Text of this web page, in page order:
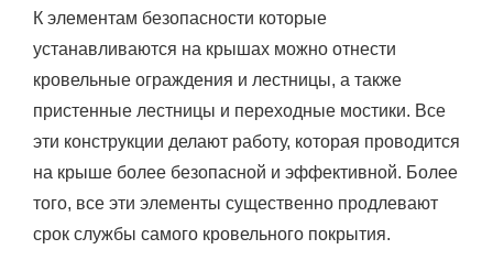
К элементам безопасности которые
устанавливаются на крышах можно отнести
кровельные ограждения и лестницы, а также
пристенные лестницы и переходные мостики. Все
эти конструкции делают работу, которая проводится
на крыше более безопасной и эффективной. Более
того, все эти элементы существенно продлевают
срок службы самого кровельного покрытия.